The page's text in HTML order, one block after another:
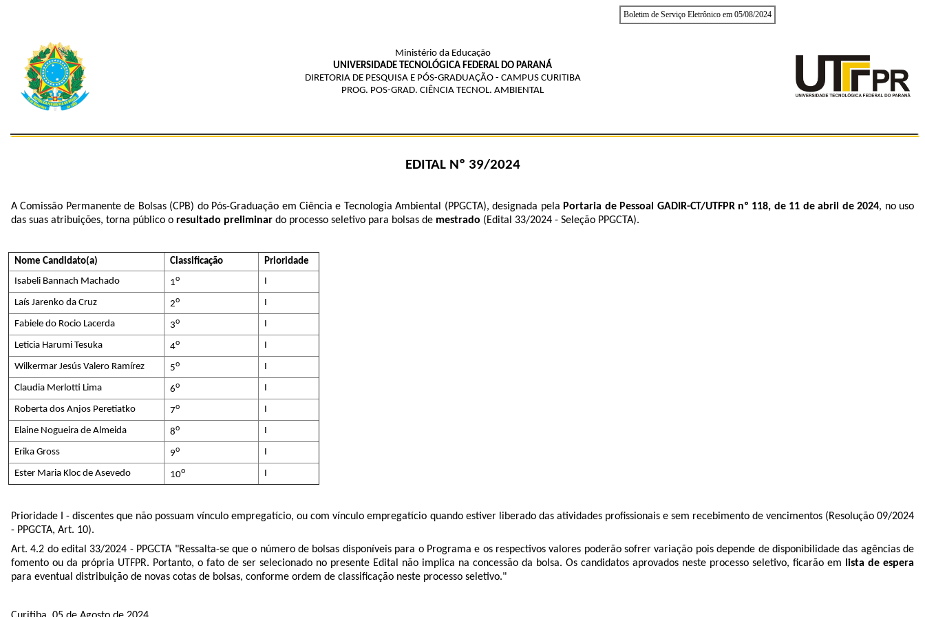
Boletim de Serviço Eletrônico em 05/08/2024
Ministério da Educação
UNIVERSIDADE TECNOLÓGICA FEDERAL DO PARANÁ
DIRETORIA DE PESQUISA E PÓS-GRADUAÇÃO - CAMPUS CURITIBA
PROG. POS-GRAD. CIÊNCIA TECNOL. AMBIENTAL
EDITAL Nº 39/2024
A Comissão Permanente de Bolsas (CPB) do Pós-Graduação em Ciência e Tecnologia Ambiental (PPGCTA), designada pela Portaria de Pessoal GADIR-CT/UTFPR nº 118, de 11 de abril de 2024, no uso
das suas atribuições, torna público o resultado preliminar do processo seletivo para bolsas de mestrado (Edital 33/2024 - Seleção PPGCTA).
Nome Candidato(a) Classificação
Prioridade
Isabeli Bannach Machado
1o
Laís Jarenko da Cruz 2o
Fabiele do Rocio Lacerda 3o
Leticia Harumi Tesuka 4o
Wilkermar Jesús Valero Ramírez 5o
Claudia Merlotti Lima 6o
Roberta dos Anjos Peretiatko 7o
Elaine Nogueira de Almeida 8o
Erika Gross 9o
Ester Maria Kloc de Asevedo 10o
Prioridade I -discentes que não possuam vínculo empregatício, ou com vínculo empregatício quando estiver liberado das atividades profissionais e sem recebimento de vencimentos (Resolução 09/2024
- PPGCTA, Art. 10).
Art. 4.2 do edital 33/2024 - PPGCTA "Ressalta-se que o número de bolsas disponíveis para o Programa e os respectivos valores poderão sofrer variação pois depende de disponibilidade das agências de
fomento ou da própria UTFPR. Portanto, o fato de ser selecionado no presente Edital não implica na concessão da bolsa. Os candidatos aprovados neste processo seletivo, ficarão em
lista de espera
para eventual distribuição de novas cotas de bolsas, conforme ordem de classificação neste processo seletivo."